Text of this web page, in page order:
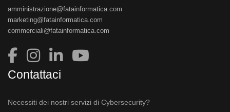
amministrazione@fatainformatica.com
marketing@fatainformatica.com
commerciali@fatainformatica.com
Contattaci
Necessiti dei nostri servizi di Cybersecurity?